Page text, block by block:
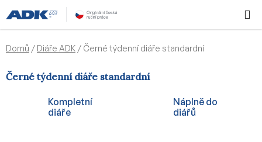
na
obsah
KOŠÍK
Domů / Diáře ADK / Černé týdenní diáře standardní
Černé týdenní diáře standardní
Kompletní
diáře
Náplně do
diářů